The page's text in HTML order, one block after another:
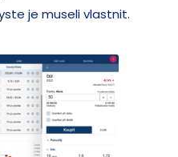
je museli vlastnit.